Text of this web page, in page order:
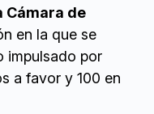
Cámara de
en la que se
impulsado por
a favor y 100 en